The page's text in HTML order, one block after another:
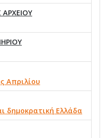
Απριλίου
δημοκρατική Ελλάδα